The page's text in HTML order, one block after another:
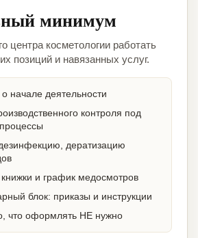
минимум
центра косметологии работать
позиций и навязанных услуг.
начале деятельности
контроля под
дератизацию
и график медосмотров
блок: приказы и инструкции
что оформлять НЕ нужно